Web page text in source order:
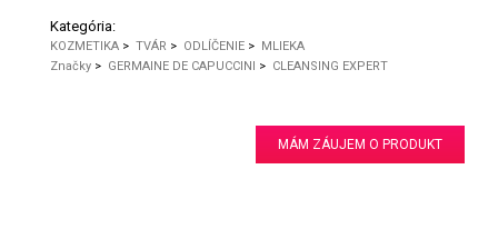
Kategória:
KOZMETIKA > TVÁR > ODLÍČENIE > MLIEKA
Značky > GERMAINE DE CAPUCCINI > CLEANSING EXPERT
MÁM ZÁUJEM O PRODUKT